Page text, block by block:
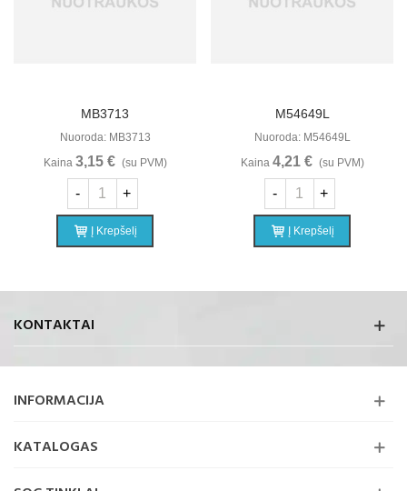
MB3713
Nuoroda: MB3713
Kaina 3,15 € (su PVM)
- +
Į Krepšelį
M54649L
Nuoroda: M54649L
Kaina 4,21 € (su PVM)
- +
Į Krepšelį
KONTAKTAI
INFORMACIJA
KATALOGAS